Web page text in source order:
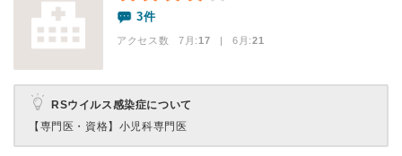
3件
アクセス数 7月:17 | 6月:21
RSウイルス感染症について
【専門医・資格】 小児科専門医